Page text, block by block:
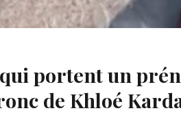
portent un
de Khloé